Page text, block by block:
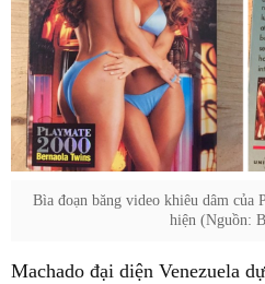
Bìa đoạn băng video khiêu dâm của
hiện (Nguồn:
Machado đại diện Venezuela